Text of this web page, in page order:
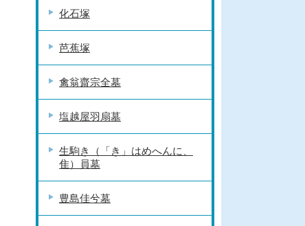
化石塚
芭蕉塚
禽翁齋宗全墓
塩越屋羽扇墓
生駒き（「き」はめへんに、
隹）員墓
豊島佳兮墓